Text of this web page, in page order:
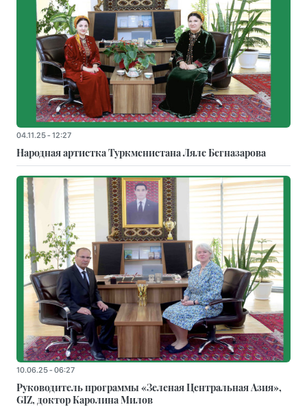
04.11.25 - 12:27
Народная артистка Туркменистана Ляле Бегназарова
10.06.25 - 06:27
Руководитель программы «Зеленая Центральная Азия»,
GIZ, доктор Каролина Милов